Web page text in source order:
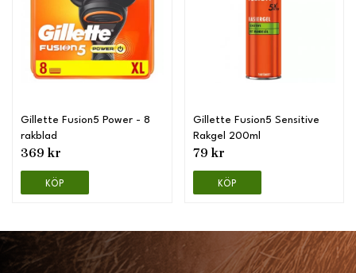
Gillette Fusion5 Power - 8
rakblad
369 kr
KÖP
Gillette Fusion5 Sensitive
Rakgel 200ml
79 kr
KÖP